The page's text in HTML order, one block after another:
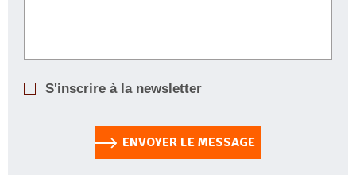
S'inscrire à la newsletter
ENVOYER LE MESSAGE